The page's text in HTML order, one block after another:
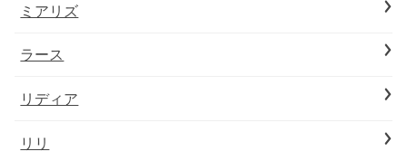
ミアリズ
ラース
リディア
リリ